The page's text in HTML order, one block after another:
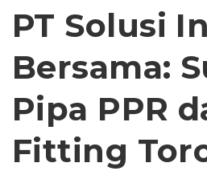
PT Solusi
Bersama:
Pipa PPR
Fitting